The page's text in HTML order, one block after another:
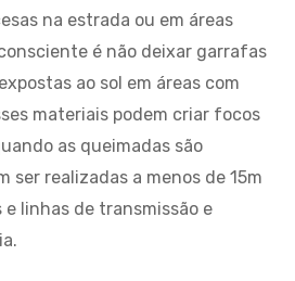
na estrada ou em áreas
é não deixar garrafas
ao sol em áreas com
materiais podem criar focos
as queimadas são
ser realizadas a menos de 15m
linhas de transmissão e